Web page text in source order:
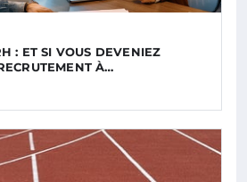
: ET SI VOUS DEVENIEZ
À…